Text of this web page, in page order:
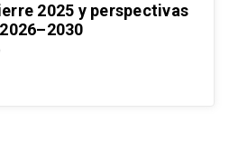
2025 y perspectivas